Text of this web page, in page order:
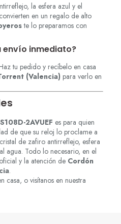
la esfera azul y el
en un regalo de alto
te lo preparamos con
envío inmediato?
tu pedido y recíbelo en casa
(Valencia)para verlo en
2AVUEF es para quien
de que su reloj lo proclame a
de zafiro antirreflejo, esfera
agua. Todo lo necesario, en el
y la atención de Cordón
.
o visítanos en nuestra